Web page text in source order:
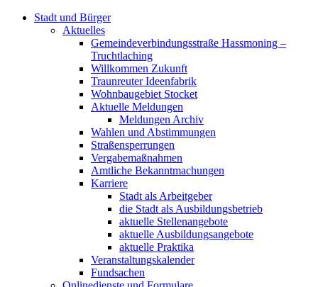
Stadt und Bürger
Aktuelles
Gemeindeverbindungsstraße Hassmoning –
Truchtlaching
Willkommen Zukunft
Traunreuter Ideenfabrik
Wohnbaugebiet Stocket
Aktuelle Meldungen
Meldungen Archiv
Wahlen und Abstimmungen
Straßensperrungen
Vergabemaßnahmen
Amtliche Bekanntmachungen
Karriere
Stadt als Arbeitgeber
die Stadt als Ausbildungsbetrieb
aktuelle Stellenangebote
aktuelle Ausbildungsangebote
aktuelle Praktika
Veranstaltungskalender
Fundsachen